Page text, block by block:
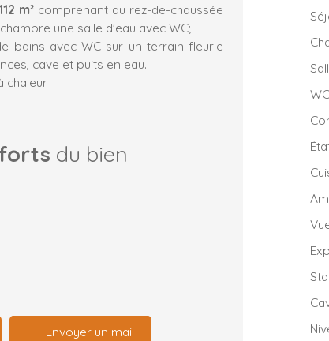
m²comprenant au rez-de-chaussée
une salle d'eau avec WC;
bains avec WC sur un terrain fleurie
cave et puits en eau.
chaleur
du bien
Envoyer un mail
WC